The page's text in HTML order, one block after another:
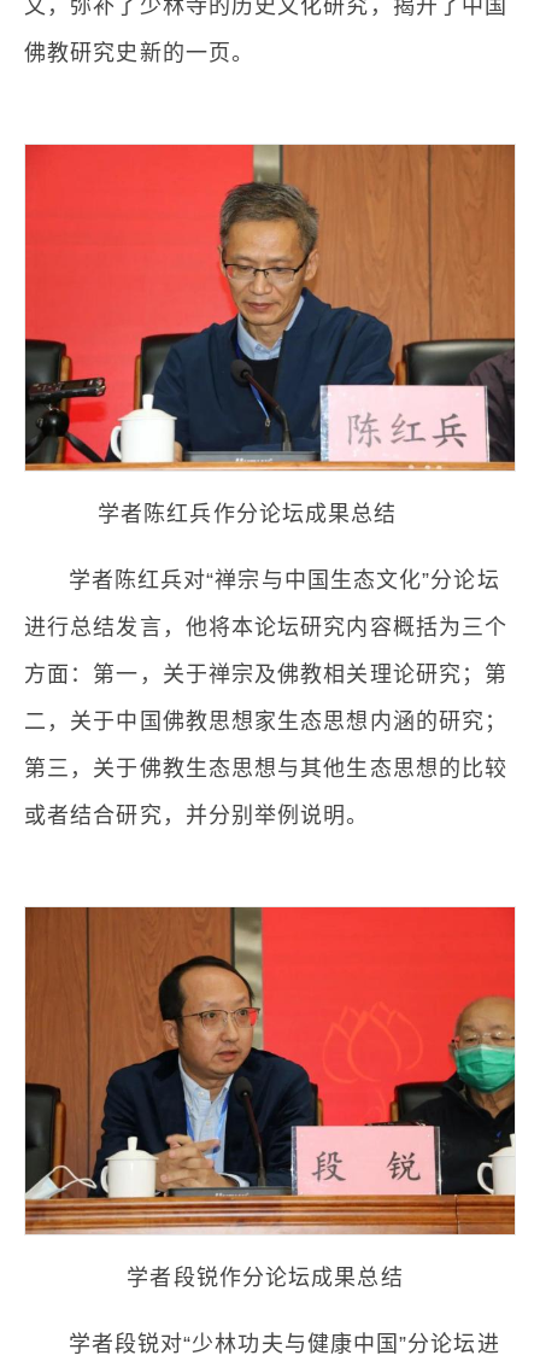
文，弥补了少林寺的历史文化研究，揭开了中国
佛教研究史新的一页。
学者陈红兵作分论坛成果总结
学者陈红兵对“禅宗与中国生态文化”分论坛
进行总结发言，他将本论坛研究内容概括为三个
方面：第一，关于禅宗及佛教相关理论研究；第
二，关于中国佛教思想家生态思想内涵的研究；
第三，关于佛教生态思想与其他生态思想的比较
或者结合研究，并分别举例说明。
学者段锐作分论坛成果总结
学者段锐对“少林功夫与健康中国”分论坛进